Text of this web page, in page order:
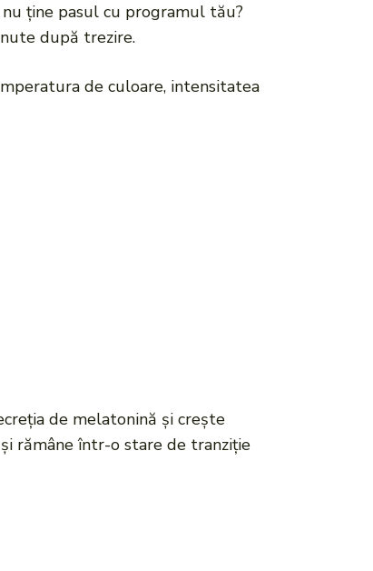
ține pasul cu programul tău?
după trezire.
de culoare, intensitatea
de melatonină și crește
rămâne într-o stare de tranziție